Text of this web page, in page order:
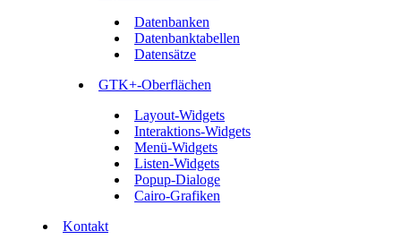
Datenbanken
Datenbanktabellen
Datensätze
GTK+-Oberflächen
Layout-Widgets
Interaktions-Widgets
Menü-Widgets
Listen-Widgets
Popup-Dialoge
Cairo-Grafiken
Kontakt